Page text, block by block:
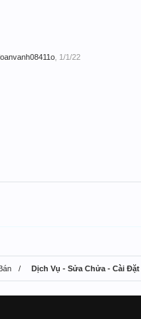
1/1/22
Dịch Vụ - Sửa Chửa - Cài Đặt